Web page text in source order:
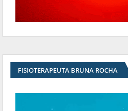
FISIOTERAPEUTA BRUNA ROCHA